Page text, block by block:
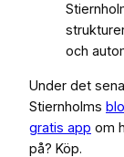
och
Under det
Stiernholms
gratis app om
på? Köp.